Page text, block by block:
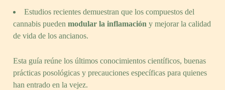
Estudios recientes demuestran que los compuestos del
cannabis puedenmodular la inflamación y mejorar la calidad
de vida de los ancianos.
Esta guía reúne los últimos conocimientos científicos, buenas
prácticas posológicas y precauciones específicas para quienes
han entrado en la vejez.